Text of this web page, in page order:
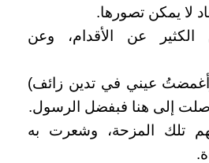
لا يمكن تصورها.
الكثير عن الأقدام، وعن
عيني في تدين زائف)
إلى هنا فبفضل الرسول.
تلك المزحة، وشعرت به